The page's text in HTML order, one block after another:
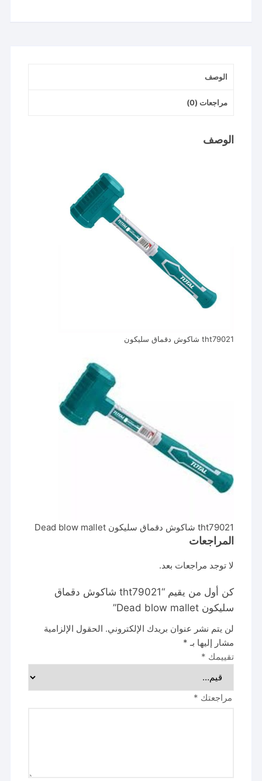
الوصف
مراجعات (0)
الوصف
tht79021 شاكوش دقماق سليكون
tht79021 شاكوش دقماق سليكون Dead blow mallet
المراجعات
لا توجد مراجعات بعد.
كن أول من يقيم “tht79021 شاكوش دقماق
سليكون Dead blow mallet”
لن يتم نشر عنوان بريدك الإلكتروني. الحقول الإلزامية
مشار إليها بـ *
تقييمك *
مراجعتك *